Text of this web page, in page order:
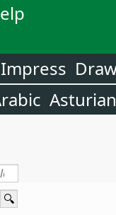
Impress
Asturian